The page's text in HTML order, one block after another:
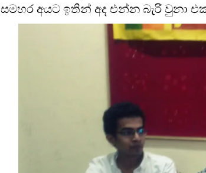
සමහර අයට ඉතින් අද එන්න බැරි වුනා